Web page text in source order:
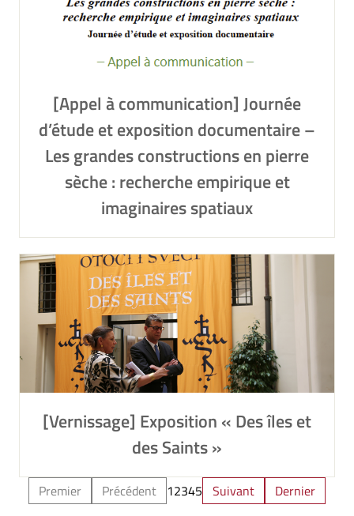
[Appel à communication] Journée
d’étude et exposition documentaire –
Les grandes constructions en pierre
sèche : recherche empirique et
imaginaires spatiaux
[Vernissage] Exposition « Des îles et
des Saints »
Premier Précédent 12345 Suivant Dernier